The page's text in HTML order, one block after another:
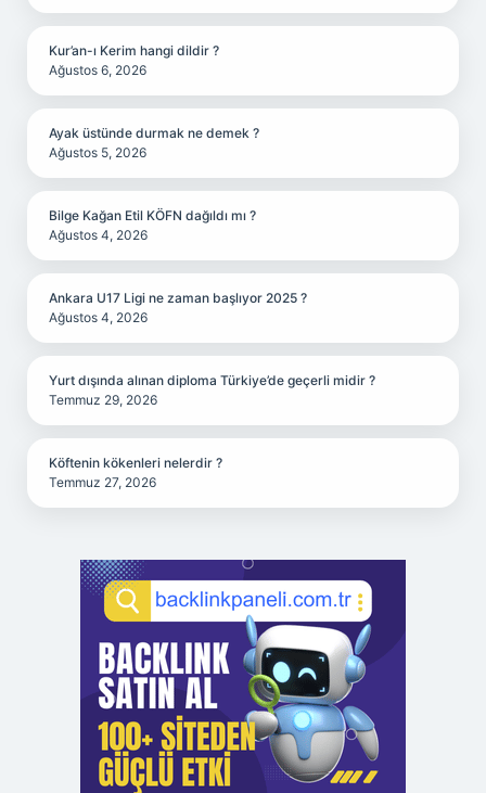
Kur’an-ı Kerim hangi dildir ?
Ağustos 6, 2026
Ayak üstünde durmak ne demek ?
Ağustos 5, 2026
Bilge Kağan Etil KÖFN dağıldı mı ?
Ağustos 4, 2026
Ankara U17 Ligi ne zaman başlıyor 2025 ?
Ağustos 4, 2026
Yurt dışında alınan diploma Türkiye’de geçerli midir ?
Temmuz 29, 2026
Köftenin kökenleri nelerdir ?
Temmuz 27, 2026